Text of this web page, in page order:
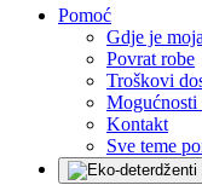
Pomoć
Gdje je
Povrat robe
Troškovi
Mogućnosti
Kontakt
Sve teme